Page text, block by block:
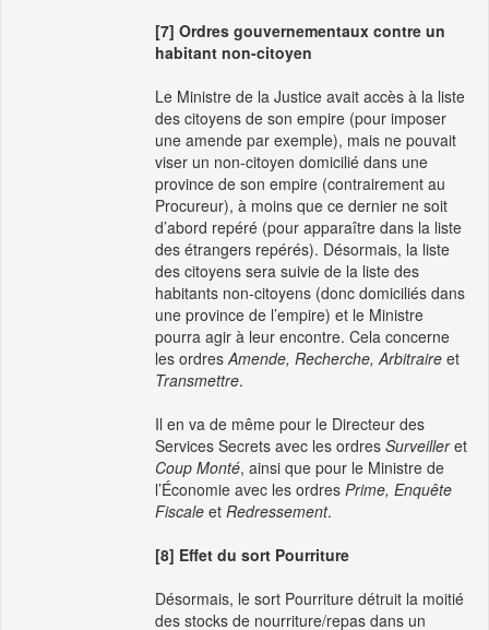
[7] Ordres gouvernementaux contre un
habitant non-citoyen
Le Ministre de la Justice avait accès à la liste
des citoyens de son empire (pour imposer
une amende par exemple), mais ne pouvait
viser un non-citoyen domicilié dans une
province de son empire (contrairement au
Procureur), à moins que ce dernier ne soit
d’abord repéré (pour apparaître dans la liste
des étrangers repérés). Désormais, la liste
des citoyens sera suivie de la liste des
habitants non-citoyens (donc domiciliés dans
une province de l’empire) et le Ministre
pourra agir à leur encontre. Cela concerne
les ordresAmende, Recherche, Arbitraire et
Transmettre.
Il en va de même pour le Directeur des
Services Secrets avec les ordres Surveilleret
Coup Monté, ainsi que pour le Ministre de
l’Économie avec les ordres Prime, Enquête
Fiscale et Redressement.
[8] Effet du sort Pourriture
Désormais, le sort Pourriture détruit la moitié
des stocks de nourriture/repas dans un